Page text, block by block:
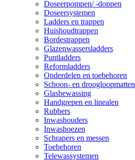
Doseerpompen/ -doppen
Doseersystemen
Ladders en trappen
Huishoudtrappen
Bordestrappen
Glazenwassersladders
Puntladders
Reformladders
Onderdelen en toebehoren
Schoon- en droogloopmatten
Glasbewassing
Handgrepen en linealen
Rubbers
Inwashouders
Inwashoezen
Schrapers en messen
Toebehoren
Telewassystemen